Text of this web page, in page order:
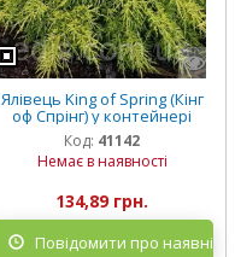
Ялівець King of Spring (Кінг
оф Спрінг) у контейнері
Код: 41142
Немає в наявності
134,89 грн.
Повідомити про